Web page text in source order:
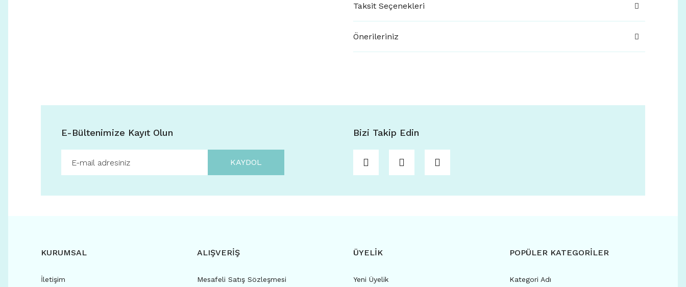
Taksit Seçenekleri
Önerileriniz
E-Bültenimize Kayıt Olun
KAYDOL
Bizi Takip Edin
KURUMSAL
İletişim
ALIŞVERİŞ
Mesafeli Satış Sözleşmesi
ÜYELİK
Yeni Üyelik
POPÜLER KATEGORİLER
Kategori Adı